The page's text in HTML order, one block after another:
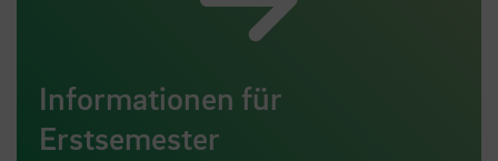
Informationen für
Erstsemester